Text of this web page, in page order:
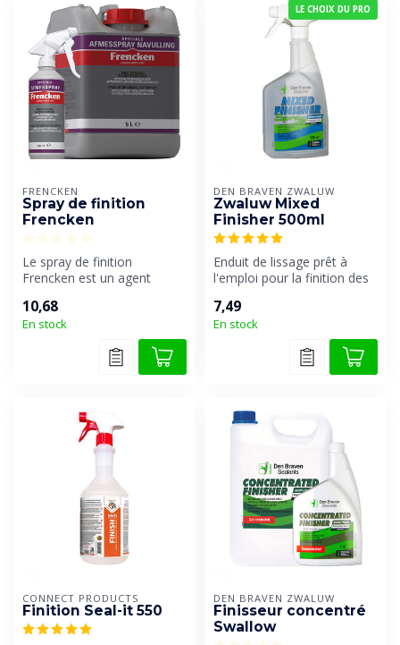
FRENCKEN
Spray de finition
Frencken
Le spray de finition
Frencken est un agent
spécialement ...
10,68
En stock
LE CHOIX DU PRO
DEN BRAVEN ZWALUW
Zwaluw Mixed
Finisher 500ml
Enduit de lissage prêt à
l'emploi pour la finition des
7,49
En stock
CONNECT PRODUCTS
Finition Seal-it 550
DEN BRAVEN ZWALUW
Finisseur concentré
Swallow